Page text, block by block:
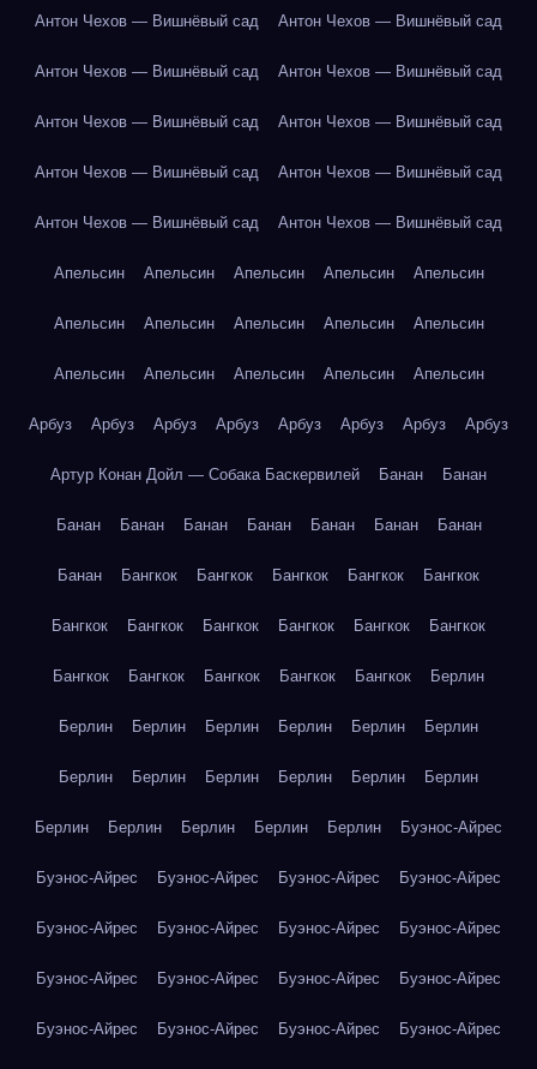
Антон Чехов — Вишнёвый сад Антон Чехов — Вишнёвый сад
Антон Чехов — Вишнёвый сад Антон Чехов — Вишнёвый сад
Антон Чехов — Вишнёвый сад Антон Чехов — Вишнёвый сад
Антон Чехов — Вишнёвый сад Антон Чехов — Вишнёвый сад
Антон Чехов — Вишнёвый сад Антон Чехов — Вишнёвый сад
Апельсин Апельсин Апельсин Апельсин Апельсин
Апельсин Апельсин Апельсин Апельсин Апельсин
Апельсин Апельсин Апельсин Апельсин Апельсин
Арбуз Арбуз Арбуз Арбуз Арбуз Арбуз Арбуз Арбуз
Артур Конан Дойл — Собака Баскервилей Банан Банан
Банан Банан Банан Банан Банан Банан Банан
Банан Бангкок Бангкок Бангкок Бангкок Бангкок
Бангкок Бангкок Бангкок Бангкок Бангкок Бангкок
Бангкок Бангкок Бангкок Бангкок Бангкок Берлин
Берлин Берлин Берлин Берлин Берлин Берлин
Берлин Берлин Берлин Берлин Берлин Берлин
Берлин Берлин Берлин Берлин Берлин Буэнос-Айрес
Буэнос-Айрес Буэнос-Айрес Буэнос-Айрес Буэнос-Айрес
Буэнос-Айрес Буэнос-Айрес Буэнос-Айрес Буэнос-Айрес
Буэнос-Айрес Буэнос-Айрес Буэнос-Айрес Буэнос-Айрес
Буэнос-Айрес Буэнос-Айрес Буэнос-Айрес Буэнос-Айрес